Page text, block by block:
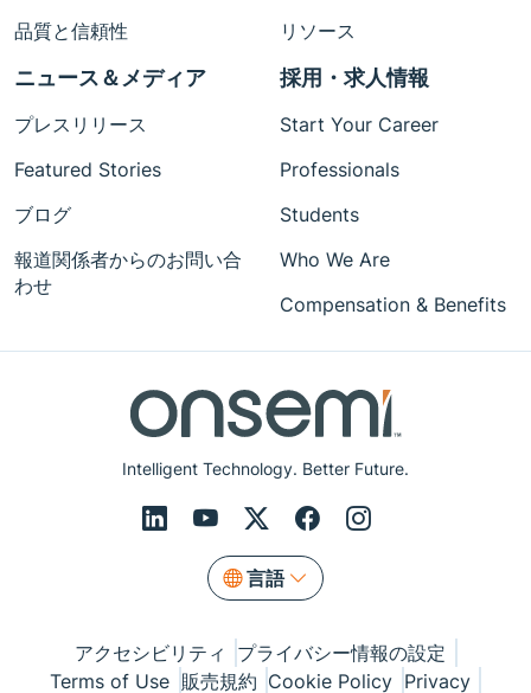
Intelligent Technology. Better Future.
言語
品質と信頼性
リソース
ニュース＆メディア
プレスリリース
Featured Stories
ブログ
報道関係者からのお問い合
わせ
採用・求人情報
Start Your Career
Professionals
Students
Who We Are
Compensation & Benefits
アクセシビリティ
プライバシー情報の設定
Terms of Use 販売規約 Cookie Policy Privacy